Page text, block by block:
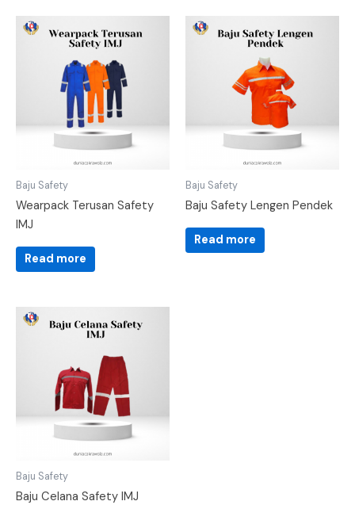
Baju Safety
Wearpack Terusan Safety
IMJ
Read more
Baju Safety
Baju Safety Lengen Pendek
Read more
Baju Safety
Baju Celana Safety IMJ